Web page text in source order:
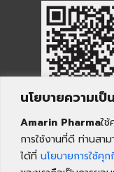
นโยบายความเ
Amarin Pharmaใ
การใช้งานที่ดี ท่านสา
ได้ที่ นโยบายการใช้คุก